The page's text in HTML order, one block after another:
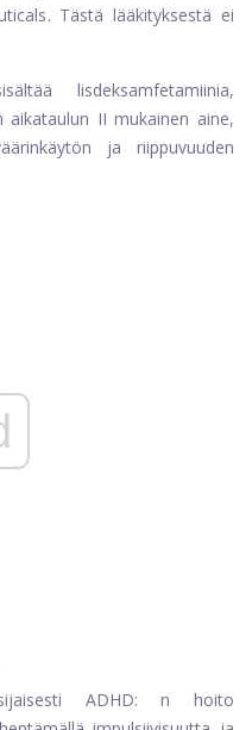
Tästä lääkityksestä ei
lisdeksamfetamiinia,
II mukainen aine,
ja riippuvuuden
ADHD: n hoito